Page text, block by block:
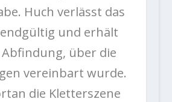
Huch verlässt das
und erhält
über die
vereinbart wurde.
die Kletterszene